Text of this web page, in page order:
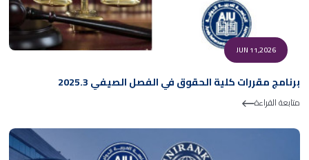
JUN 11,2026
برنامج مقررات كلية الحقوق في الفصل الصيفي 2025.3
متابعة القراءة